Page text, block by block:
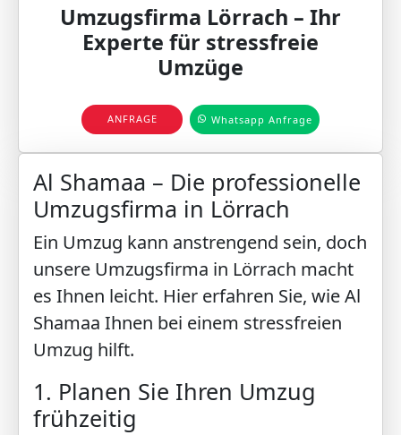
Umzugsfirma Lörrach – Ihr
Experte für stressfreie
Umzüge
ANFRAGE Whatsapp Anfrage
Al Shamaa – Die professionelle
Umzugsfirma in Lörrach
Ein Umzug kann anstrengend sein, doch
unsere Umzugsfirma in Lörrach macht
es Ihnen leicht. Hier erfahren Sie, wie Al
Shamaa Ihnen bei einem stressfreien
Umzug hilft.
1. Planen Sie Ihren Umzug
frühzeitig